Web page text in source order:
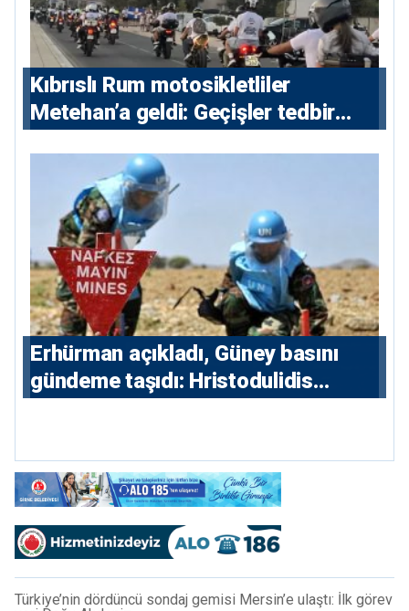
Kıbrıslı Rum motosikletliler
Metehan’a geldi: Geçişler tedbir
Erhürman açıkladı, Güney basını
gündeme taşıdı: Hristodulidis
Türkiye’nin dördüncü sondaj gemisi Mersin’e ulaştı: İlk görev